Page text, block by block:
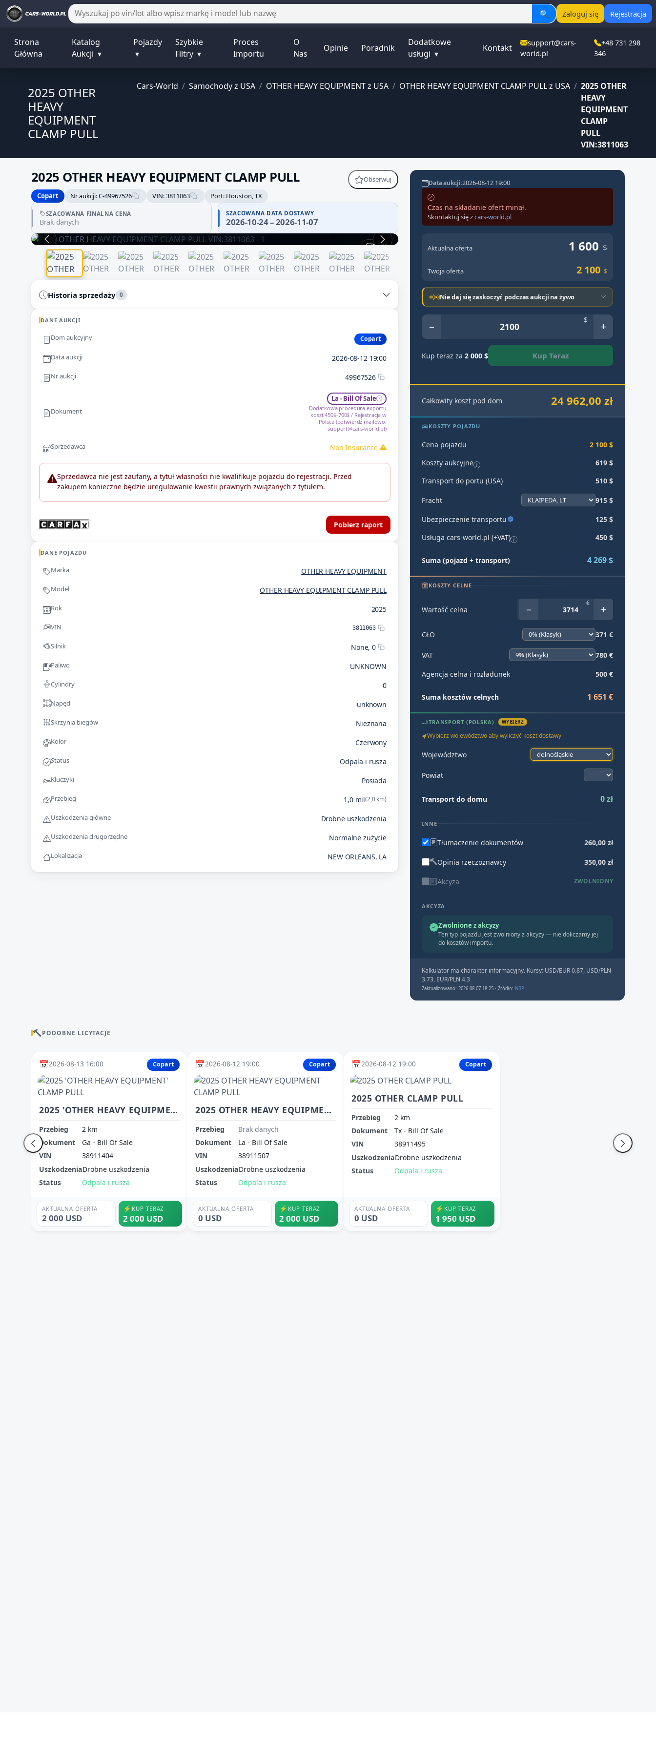
🔍 Zaloguj się Rejestracja
Strona
Główna
Katalog
Aukcji ▾
Pojazdy
▾
Szybkie
Filtry ▾
Proces
Importu
O
Nas
Opinie Poradnik
Dodatkowe
usługi ▾
Kontakt
support@cars-
world.pl
+48 731 298
346
Cars-World / Samochody z USA / OTHER HEAVY EQUIPMENT z USA / OTHER HEAVY EQUIPMENT CLAMP PULL z USA / 2025 OTHER
HEAVY
EQUIPMENT
CLAMP
PULL
VIN:3811063
2025 OTHER
HEAVY
EQUIPMENT
CLAMP PULL
2025 OTHER HEAVY EQUIPMENT CLAMP PULL
Obserwuj
Copart
Nr aukcji: C-49967526 VIN: 3811063 Port: Houston, TX
SZACOWANA FINALNA CENA
Brak danych
SZACOWANA DATA DOSTAWY
2026-10-24 – 2026-11-07
Sprzedawca bez potwierdzonej wiarygodności — część
Zachowaj ostrożność i dokładnie zweryfikuj historię pojazdu.
1 / 10
Historia sprzedaży 0
DANE AUKCJI
Dom aukcyjny Copart
Data aukcji 2026-08-12 19:00
Nr aukcji 49967526
Dokument
La - Bill Of Sale
Dodatkowa procedura exportu
koszt 450$-700$ / Rejestracja w
Polsce (potwierdź mailowo:
support@cars-world.pl)
Sprzedawca Non Insurance
Sprzedawca nie jest zaufany, a tytuł własności nie kwalifikuje pojazdu do rejestracji. Przed
zakupem konieczne będzie uregulowanie kwestii prawnych związanych z tytułem.
Pobierz raport
DANE POJAZDU
Marka OTHER HEAVY EQUIPMENT
Model OTHER HEAVY EQUIPMENT CLAMP PULL
Rok 2025
VIN 3811063
Silnik None, 0
Paliwo UNKNOWN
Cylindry 0
Napęd unknown
Skrzynia biegów Nieznana
Kolor Czerwony
Status Odpala i rusza
Kluczyki Posiada
Przebieg 1,0 mil(2,0 km)
Uszkodzenia główne Drobne uszkodzenia
Uszkodzenia drugorzędne Normalne zużycie
Lokalizacja NEW ORLEANS, LA
Data aukcji:2026-08-12 19:00
Czas na składanie ofert minął.
Skontaktuj się zcars-world.pl
Aktualna oferta 1 600 $
Twoja oferta 2 100 $
Nie daj się zaskoczyć podczas aukcji na żywo
−
$
+
Kup teraz za 2 000 $ Kup Teraz
Całkowity koszt pod dom 24 962,00 zł
KOSZTY POJAZDU
Cena pojazdu
2 100 $
Koszty aukcyjne
619 $
Transport do portu (USA)
510 $
Fracht 915 $
Ubezpieczenie transportu
125 $
Usługa cars-world.pl (+VAT)
450 $
Suma (pojazd + transport) 4 269 $
KOSZTY CELNE
Wartość celna − € +
CŁO 371 €
VAT 780 €
Agencja celna i rozładunek 500 €
Suma kosztów celnych 1 651 €
TRANSPORT (POLSKA) WYBIERZ
Wybierz województwo aby wyliczyć koszt dostawy
Województwo
Powiat
Transport do domu 0 zł
INNE
Tłumaczenie dokumentów 260,00 zł
Opinia rzeczoznawcy 350,00 zł
Akcyza ZWOLNIONY
AKCYZA
Zwolnione z akcyzy
Ten typ pojazdu jest zwolniony z akcyzy — nie doliczamy jej
do kosztów importu.
Kalkulator ma charakter informacyjny. Kursy: USD/EUR 0.87, USD/PLN
3.73, EUR/PLN 4.3
Zaktualizowano: 2026-08-07 18:25 · Źródło: NBP
PODOBNE LICYTACJE
📅2026-08-13 16:00 Copart
2025 'OTHER HEAVY EQUIPMENT' CLAMP PULL
Przebieg
2 km
Dokument
Ga - Bill Of Sale
VIN
38911404
UszkodzeniaDrobne uszkodzenia
Status
Odpala i rusza
AKTUALNA OFERTA
2 000 USD
⚡ KUP TERAZ
2 000 USD
📅2026-08-12 19:00 Copart
2025 OTHER HEAVY EQUIPMENT CLAMP PULL
Przebieg
Brak danych
Dokument
La - Bill Of Sale
VIN
38911507
UszkodzeniaDrobne uszkodzenia
Status
Odpala i rusza
AKTUALNA OFERTA
0 USD
⚡ KUP TERAZ
2 000 USD
📅2026-08-12 19:00 Copart
2025 OTHER CLAMP PULL
Przebieg
2 km
Dokument
Tx - Bill Of Sale
VIN
38911495
UszkodzeniaDrobne uszkodzenia
Status
Odpala i rusza
AKTUALNA OFERTA
0 USD
⚡ KUP TERAZ
1 950 USD